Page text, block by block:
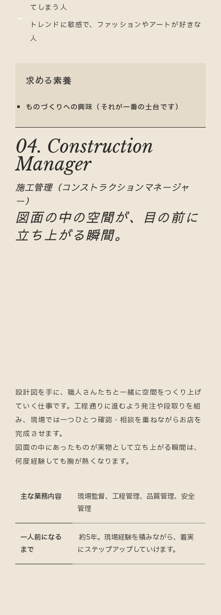
てしまう人
トレンドに敏感で、ファッションやアートが好きな
人
求める素養
ものづくりへの興味（それが一番の土台です）
04. Construction
Manager
施工管理（コンストラクションマネージャ
ー）
図面の中の空間が、目の前に
立ち上がる瞬間。
設計図を手に、職人さんたちと一緒に空間をつくり上げ
ていく仕事です。工程通りに進むよう発注や段取りを組
み、 現場では一つひとつ確認・相談を重ねながらお店を
完成させます。
図面の中にあったものが実物として立ち上がる瞬間は、
何度経験しても胸が熱くなります。
主な業務内容
現場監督、工程管理、品質管理、安全
管理
一人前になる
まで
約5年。現場経験を積みながら、着実
にステップアップしていけます。